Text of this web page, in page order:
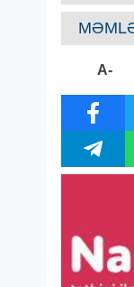
A-